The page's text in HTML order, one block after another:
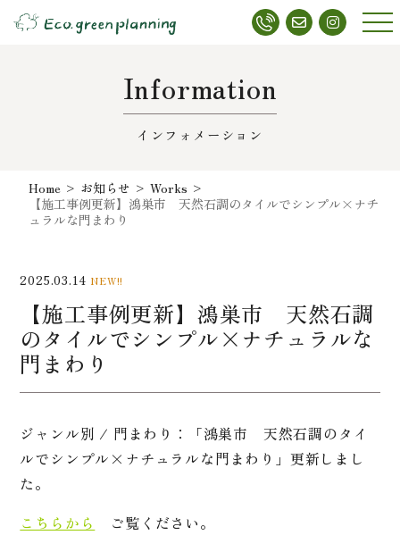
メニ
Information
インフォメーション
Home > お知らせ >Works >
【施工事例更新】鴻巣市 天然石調のタイルでシンプル×ナチ
ュラルな門まわり
2025.03.14 NEW!!
【施工事例更新】鴻巣市 天然石調
のタイルでシンプル×ナチュラルな
門まわり
ジャンル別 / 門まわり：「鴻巣市 天然石調のタイ
ルでシンプル×ナチュラルな門まわり」更新しまし
た。
こちらから
ご覧ください。